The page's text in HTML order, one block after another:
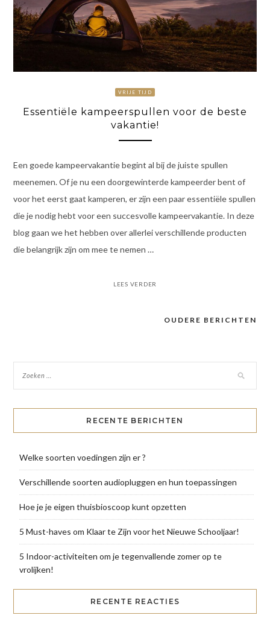
VRIJE TIJD
Essentiële kampeerspullen voor de beste
vakantie!
Een goede kampeervakantie begint al bij de juiste spullen
meenemen. Of je nu een doorgewinterde kampeerder bent of
voor het eerst gaat kamperen, er zijn een paar essentiële spullen
die je nodig hebt voor een succesvolle kampeervakantie. In deze
blog gaan we het hebben over allerlei verschillende producten
die belangrijk zijn om mee te nemen …
LEES VERDER
OUDERE BERICHTEN
RECENTE BERICHTEN
Welke soorten voedingen zijn er ?
Verschillende soorten audiopluggen en hun toepassingen
Hoe je je eigen thuisbioscoop kunt opzetten
5 Must-haves om Klaar te Zijn voor het Nieuwe Schooljaar!
5 Indoor-activiteiten om je tegenvallende zomer op te
vrolijken!
RECENTE REACTIES